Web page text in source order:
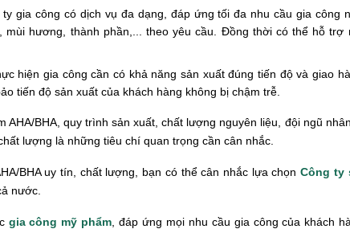
gia công có dịch vụ đa dạng, đáp ứng tối đa nhu cầu gia công
mùi hương, thành phần,... theo yêu cầu. Đồng thời có thể hỗ trợ
hiện gia công cần có khả năng sản xuất đúng tiến độ và giao
tiến độ sản xuất của khách hàng không bị chậm trễ.
AHA/BHA, quy trình sản xuất, chất lượng nguyên liệu, đội ngũ
lượng là những tiêu chí quan trọng cần cân nhắc.
BHA uy tín, chất lượng, bạn có thể cân nhắc lựa chọnCông ty
nước.
gia công mỹ phẩm , đáp ứng mọi nhu cầu gia công của khách